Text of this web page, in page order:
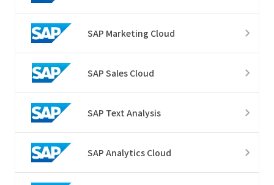
SAP Marketing Cloud
SAP Sales Cloud
SAP Text Analysis
SAP Analytics Cloud